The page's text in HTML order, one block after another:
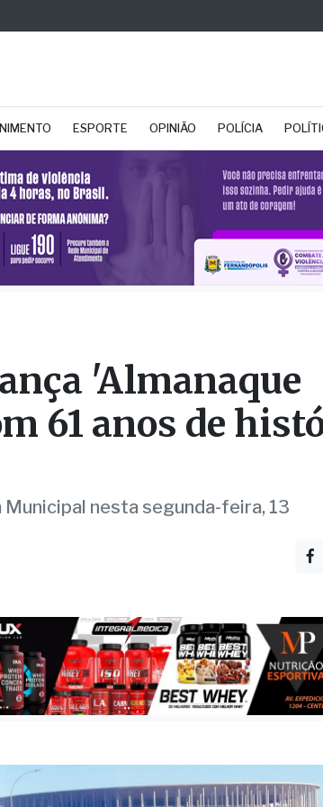
ESPORTE OPINIÃO POLÍCIA
'Almanaque
61 anos de
Municipal nesta segunda-feira, 13